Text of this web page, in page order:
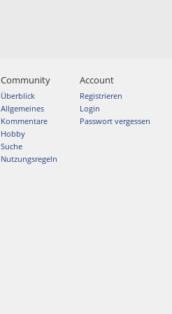
Community
Überblick
Allgemeines
Kommentare
Hobby
Suche
Nutzungsregeln
Account
Registrieren
Login
Passwort vergessen